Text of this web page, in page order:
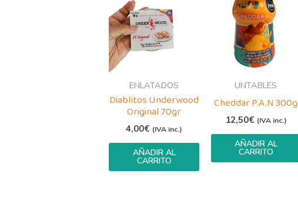
ENLATADOS
Diablitos Underwood
Original 70gr
4,00€ (IVA inc.)
AÑADIR AL
CARRITO
UNTABLES
Cheddar P.A.N 300g
12,50€ (IVA inc.)
AÑADIR AL
CARRITO